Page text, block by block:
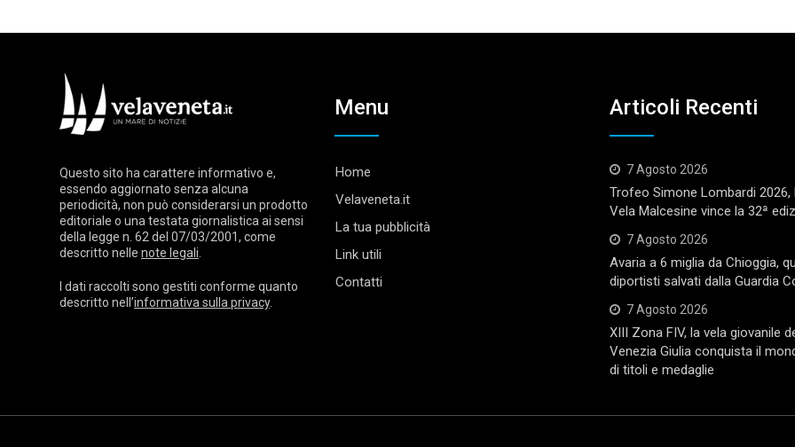
Questo sito ha carattere informativo e,
essendo aggiornato senza alcuna
periodicità, non può considerarsi un prodotto
editoriale o una testata giornalistica ai sensi
della legge n. 62 del 07/03/2001, come
descritto nelle note legali
I dati raccolti sono gestiti conforme quanto
descritto nell’informativa sulla privacy.
Menu
Home
Velaveneta.it
La tua pubblicità
Link utili
Contatti
Articoli Recenti
7 Agosto 2026
Trofeo Simone Lombardi 2026,
Vela Malcesine vince la 32ª
7 Agosto 2026
Avaria a 6 miglia da Chioggia,
diportisti salvati dalla Guardia
7 Agosto 2026
XIII Zona FIV, la vela giovanile
Venezia Giulia conquista il
di titoli e medaglie